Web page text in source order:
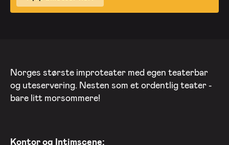
Norges største improteater med egen teaterbar
og uteservering. Nesten som et ordentlig teater -
bare litt morsommere!
Kontor og Intimscene: